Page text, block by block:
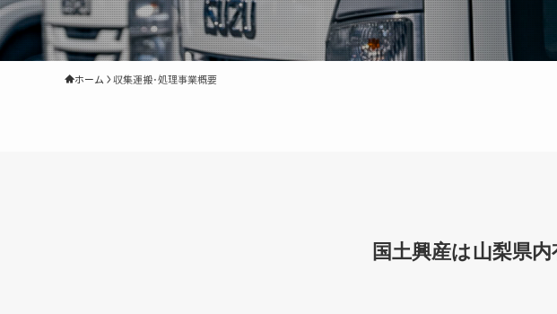
ホーム 収集運搬･処理事業概要
国土興産は山梨県